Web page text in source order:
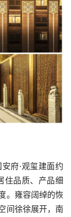
府·观玺建面约
住品质、产品细
。雍容阔绰的恢
间徐徐展开，南